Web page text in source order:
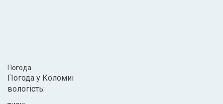
Погода
Погода у Коломиї
вологість: